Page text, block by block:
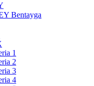
Bentayga
1
2
3
4